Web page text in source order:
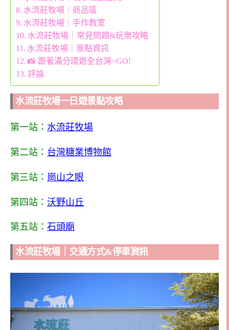
水流莊牧場｜商品區
水流莊牧場｜手作教室
水流莊牧場｜常見問題&玩樂攻略
水流莊牧場｜景點資訊
📸 跟著滿分環遊全台灣~GO!
評論
水流莊牧場一日遊景點攻略
第一站： 水流莊牧場
第二站： 台灣糖業博物館
第三站： 崗山之眼
第四站： 沃野山丘
第五站： 石頭廟
水流莊牧場｜交通方式&停車資訊